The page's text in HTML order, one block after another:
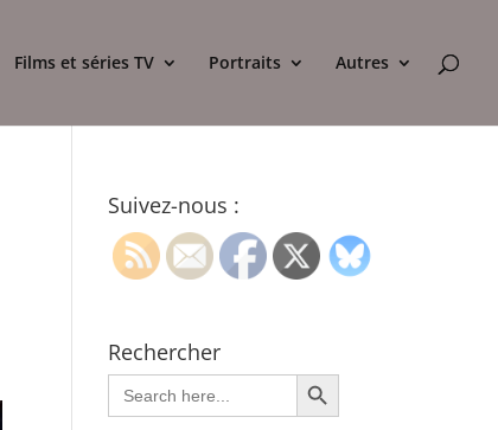
Films et séries TV Portraits Autres
Suivez-nous :
Rechercher
Search
for:
Search Button